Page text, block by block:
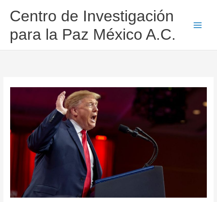
Centro de Investigación
para la Paz México A.C.